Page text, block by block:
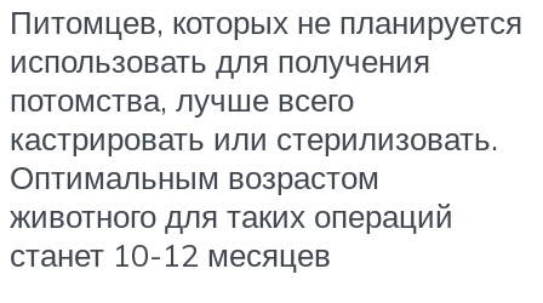
Питомцев, которых не планируется
использовать для получения
потомства, лучше всего
кастрировать или стерилизовать.
Оптимальным возрастом
животного для таких операций
станет 10-12 месяцев